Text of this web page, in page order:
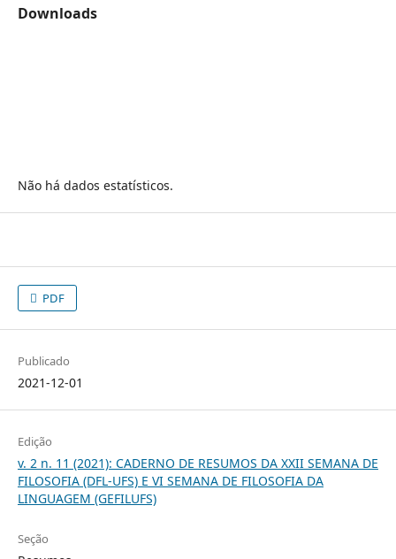
Downloads
Não há dados estatísticos.
PDF
Publicado
2021-12-01
Edição
v. 2 n. 11 (2021): CADERNO DE RESUMOS DA XXII SEMANA DE
FILOSOFIA (DFL-UFS) E VI SEMANA DE FILOSOFIA DA
LINGUAGEM (GEFILUFS)
Seção